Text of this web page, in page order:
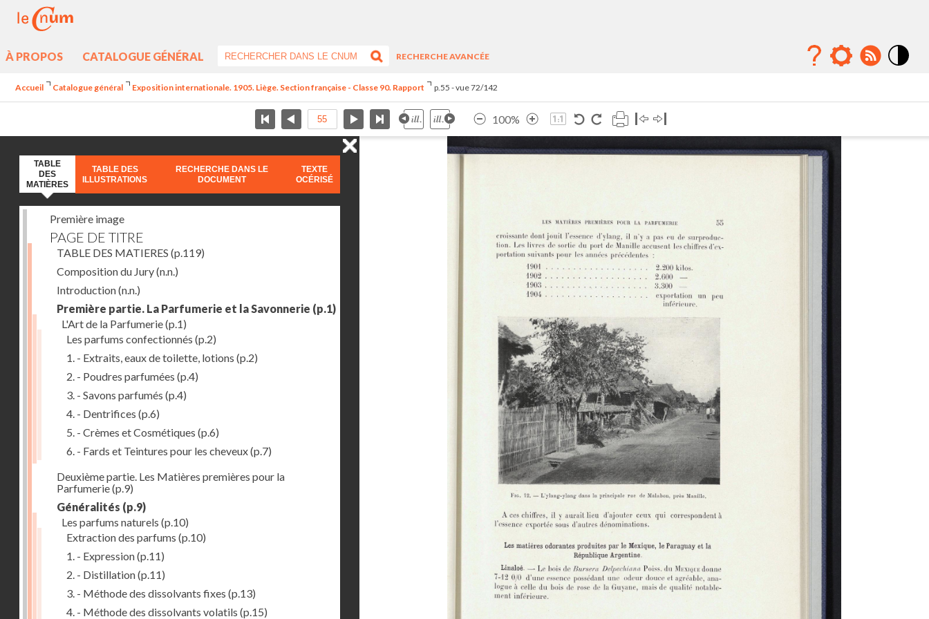
À PROPOS CATALOGUE GÉNÉRAL
RECHERCHE AVANCÉE
Accueil Catalogue général Exposition internationale. 1905. Liège. Section française - Classe 90. Rapport p.55 - vue 72/142
100%
TABLE
DES
MATIÈRES
TABLE DES
ILLUSTRATIONS
RECHERCHE DANS LE
DOCUMENT
TEXTE
OCÉRISÉ
Première image
PAGE DE TITRE
TABLE DES MATIERES (p.119)
Composition du Jury(n.n.)
Introduction(n.n.)
Première partie. La Parfumerie et la Savonnerie (p.1)
L'Art de la Parfumerie(p.1)
Les parfums confectionnés (p.2)
1. - Extraits, eaux de toilette, lotions (p.2)
2. - Poudres parfumées (p.4)
3. - Savons parfumés (p.4)
4. - Dentrifices (p.6)
5. - Crèmes et Cosmétiques (p.6)
6. - Fards et Teintures pour les cheveux(p.7)
Deuxième partie. Les Matières premières pour la
Parfumerie(p.9)
Généralités (p.9)
Les parfums naturels (p.10)
Extraction des parfums (p.10)
1. - Expression(p.11)
2. - Distillation(p.11)
3. - Méthode des dissolvants fixes (p.13)
4. - Méthode des dissolvants volatils (p.15)